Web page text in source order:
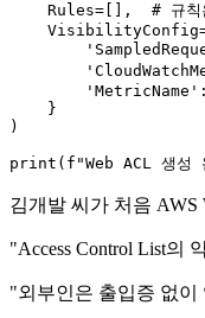
    Rules=[],
# 규칙
'MetricName'
    }
)
print ( f"Web ACL 생성
김개발 씨가 처음
"Access Control List의
"외부인은 출입증 없이